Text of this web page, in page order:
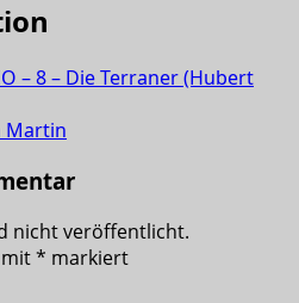
– 8 – Die Terraner (Hubert
Martin
nicht veröffentlicht.
* markiert